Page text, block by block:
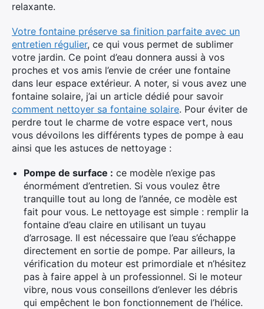
relaxante.
Votre fontaine préserve sa finition parfaite avec un
entretien régulier, ce qui vous permet de sublimer
votre jardin. Ce point d’eau donnera aussi à vos
proches et vos amis l’envie de créer une fontaine
dans leur espace extérieur. A noter, si vous avez une
fontaine solaire, j’ai un article dédié pour savoir
comment nettoyer sa fontaine solaire. Pour éviter de
perdre tout le charme de votre espace vert, nous
vous dévoilons les différents types de pompe à eau
ainsi que les astuces de nettoyage :
Pompe de surface : ce modèle n’exige pas
énormément d’entretien. Si vous voulez être
tranquille tout au long de l’année, ce modèle est
fait pour vous. Le nettoyage est simple : remplir la
fontaine d’eau claire en utilisant un tuyau
d’arrosage. Il est nécessaire que l’eau s’échappe
directement en sortie de pompe. Par ailleurs, la
vérification du moteur est primordiale et n’hésitez
pas à faire appel à un professionnel. Si le moteur
vibre, nous vous conseillons d’enlever les débris
qui empêchent le bon fonctionnement de l’hélice.